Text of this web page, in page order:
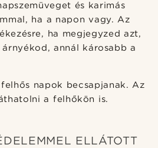
és karimás
ha a napon vagy. Az
ha megjegyzed azt,
annál károsabb a
napok becsapjanak. Az
a felhőkön is.
ELLÁTOTT